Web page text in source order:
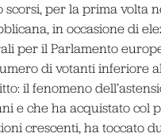
scorsi, per la prima volta
in occasione di
per il Parlamento
di votanti inferiore
il fenomeno
e che ha acquistato col
crescenti, ha toccato